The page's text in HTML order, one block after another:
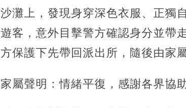
沙灘上，發現身穿深色衣服、正獨
遊客，意外目擊警方確認身分並帶
方保護下先帶回派出所，隨後由家
家屬聲明：情緒平復，感謝各界協